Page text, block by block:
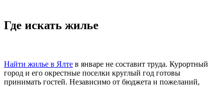
Где искать жилье
Найти жилье в Ялте в январе не составит труда. Курортный
город и его окрестные поселки круглый год готовы
принимать гостей. Независимо от бюджета и пожеланий,